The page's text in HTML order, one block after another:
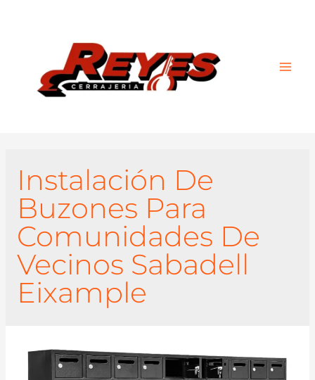
Instalación De
Buzones Para
Comunidades De
Vecinos Sabadell
Eixample